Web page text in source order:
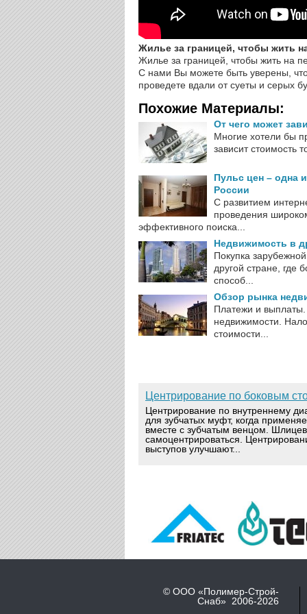
Жилье за границей, чтобы жить
Жилье за границей, чтобы жить на
С нами Вы можете быть уверены,
проведете вдали от суеты и серых
Похожие Материалы:
От чего может
Многие хотели бы
зависит стоимость
Пульс цен – одна
России
С развитием
проведения
эффективного поиска...
Недвижимость в
Покупка
другой стране, где
способ...
Обзор рынка
Платежи и выплаты.
недвижимости.
стоимости...
Центрирование по боковым
Центрирование по внутреннему
для зубчатых муфт, когда
вместе с зубчатым венцом.
самоцентрироваться.
выступов улучшают...
© ООО «Полимер-Строй-
Снаб» 2006-2026